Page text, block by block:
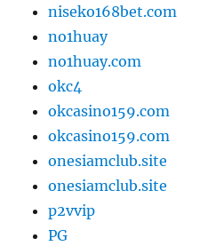
niseko168bet.com
no1huay
no1huay.com
okc4
okcasino159.com
okcasino159.com
onesiamclub.site
onesiamclub.site
p2vvip
PG